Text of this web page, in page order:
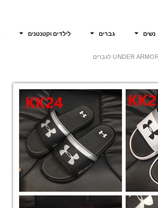
נשים גברים לילדים וקטנטנים